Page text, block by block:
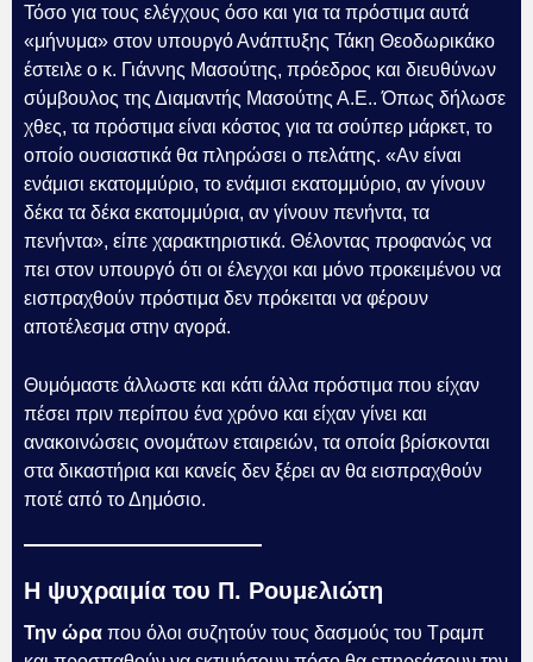
Τόσο για τους ελέγχους όσο και για τα πρόστιμα αυτά
«μήνυμα» στον υπουργό Ανάπτυξης Τάκη Θεοδωρικάκο
έστειλε ο κ. Γιάννης Μασούτης, πρόεδρος και διευθύνων
σύμβουλος της Διαμαντής Μασούτης Α.Ε.. Όπως δήλωσε
χθες, τα πρόστιμα είναι κόστος για τα σούπερ μάρκετ, το
οποίο ουσιαστικά θα πληρώσει ο πελάτης. «Αν είναι
ενάμισι εκατομμύριο, το ενάμισι εκατομμύριο, αν γίνουν
δέκα τα δέκα εκατομμύρια, αν γίνουν πενήντα, τα
πενήντα», είπε χαρακτηριστικά. Θέλοντας προφανώς να
πει στον υπουργό ότι οι έλεγχοι και μόνο προκειμένου να
εισπραχθούν πρόστιμα δεν πρόκειται να φέρουν
αποτέλεσμα στην αγορά.
Θυμόμαστε άλλωστε και κάτι άλλα πρόστιμα που είχαν
πέσει πριν περίπου ένα χρόνο και είχαν γίνει και
ανακοινώσεις ονομάτων εταιρειών, τα οποία βρίσκονται
στα δικαστήρια και κανείς δεν ξέρει αν θα εισπραχθούν
ποτέ από το Δημόσιο.
Η ψυχραιμία του Π. Ρουμελιώτη
Την ώρα που όλοι συζητούν τους δασμούς του Τραμπ